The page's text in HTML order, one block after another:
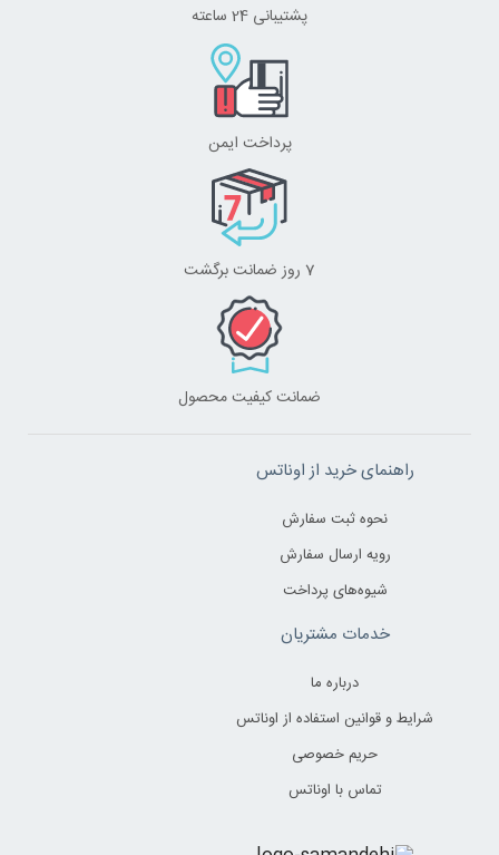
پشتیبانی 24 ساعته
پرداخت ایمن
7 روز ضمانت برگشت
ضمانت کیفیت محصول
راهنمای خرید از اوناتس
نحوه ثبت سفارش
رویه ارسال سفارش
شیوه‌های پرداخت
خدمات مشتریان
درباره ما
شرایط و قوانین استفاده از اوناتس
حریم خصوصی
تماس با اوناتس